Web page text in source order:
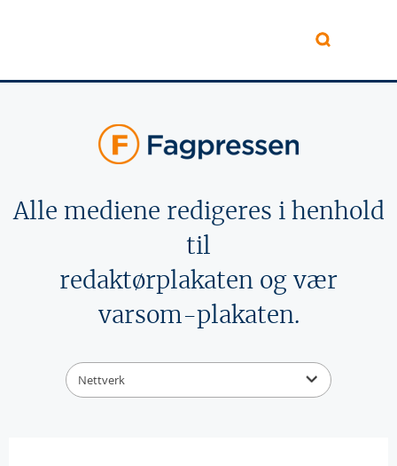
Alle mediene redigeres i henhold
til
redaktørplakaten og vær
varsom-plakaten.
Nettverk